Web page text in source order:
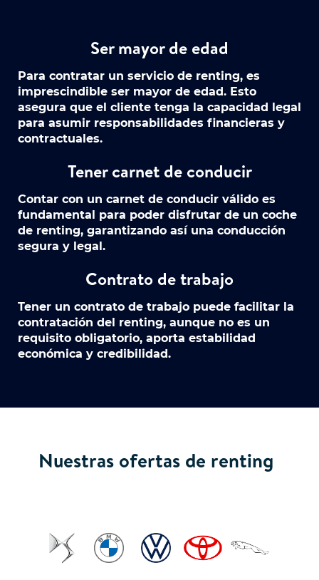
Ser mayor de edad
Para contratar un servicio de renting, es
imprescindible ser mayor de edad. Esto
asegura que el cliente tenga la capacidad legal
para asumir responsabilidades financieras y
contractuales.
Tener carnet de conducir
Contar con un carnet de conducir válido es
fundamental para poder disfrutar de un coche
de renting, garantizando así una conducción
segura y legal.
Contrato de trabajo
Tener un contrato de trabajo puede facilitar la
contratación del renting, aunque no es un
requisito obligatorio, aporta estabilidad
económica y credibilidad.
Nuestras ofertas de renting